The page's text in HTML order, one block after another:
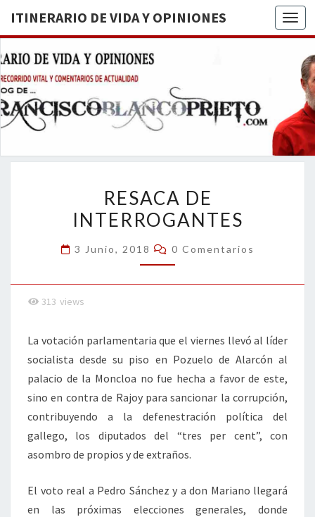
ITINERARIO DE VIDA Y OPINIONES
DE
BREVE
RECORRIDO
VITAL Y
ACTUALIDAD
DE
INTERROGANTES
RESACA DE
INTERROGANTES
3 Junio, 2018 Comentarios
0 Comentarios
313 views
La votación parlamentaria que el viernes llevó al líder
socialista desde su piso en Pozuelo de Alarcón al
palacio de la Moncloa no fue hecha a favor de este,
sino en contra de Rajoy para sancionar la corrupción,
contribuyendo a la defenestración política del
gallego, los diputados del “tres per cent”, con
asombro de propios y de extraños.
El voto real a Pedro Sánchez y a don Mariano llegará
en las próximas elecciones generales, donde